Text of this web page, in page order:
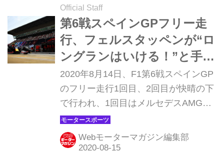
ボンは6番手。 決勝では2ストップ以上
の、かつてないタイヤ戦略も 金曜日に
続き気温が高い中で始まった予選のQ1
では、ホンダ勢は4台とも快調なペー
スで問題なくQ2に進出。Q2では決勝
スタートタイヤを見据えて各チームの
選択に注目が集まるなか、ミディアム
タイヤとのタイム差が大きいことか
ら、ホンダ勢もふくめて全車がソ...
Official Staff
第6戦スペインGPフリー走
行、フェルスタッペンが“ロ
ングランはいける！”と手応
えを口にした【モータース
ポーツ】
2020年8月14日、F1第6戦スペインGP
のフリー走行1回目、2回目が快晴の下
で行われ、1回目はメルセデスAMGの
バルテリ・ボッタス、2回目は同じく
メルセデスAMGのルイス・ハミルトン
がトップタイムをマークした。レッド
Webモーターマガジン編集部